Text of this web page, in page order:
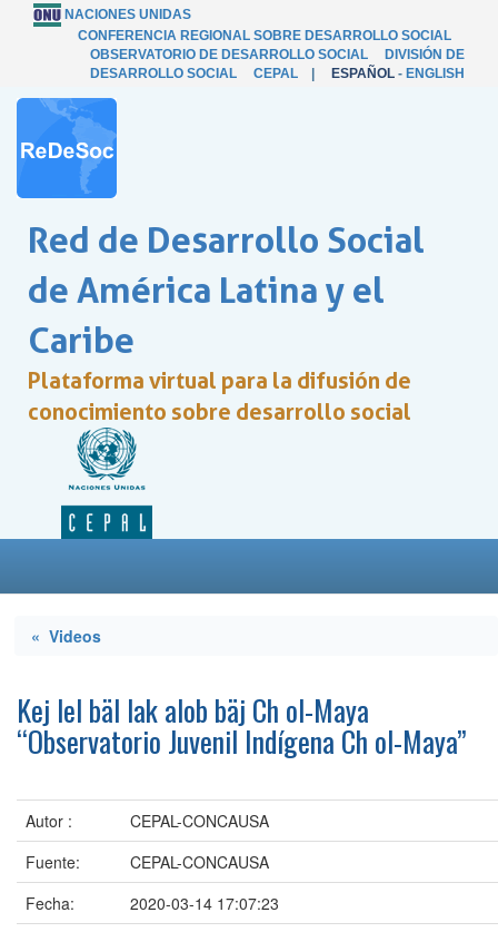
NACIONES UNIDAS
CONFERENCIA REGIONAL SOBRE DESARROLLO SOCIAL
OBSERVATORIO DE DESARROLLO SOCIAL
DIVISIÓN DE
DESARROLLO SOCIAL
CEPAL ESPAÑOL - ENGLISH
Red de Desarrollo Social
de América Latina y el
Caribe
Plataforma virtual para la difusión de
conocimiento sobre desarrollo social
« Videos
Kej lel bäl lak alob bäj Ch ol-Maya
“Observatorio Juvenil Indígena Ch ol-Maya”
Autor :
CEPAL-CONCAUSA
Fuente:
CEPAL-CONCAUSA
Fecha:
2020-03-14 17:07:23